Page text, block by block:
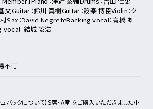
文Guitar：鈴川 真樹Guitar：設楽 博臣Violin：ク
Sax：David NegreteBacking vocal：高橋 あ
vocal：結城 安浩
不可
バックについて】S席・A席 をご購⼊いただきました小